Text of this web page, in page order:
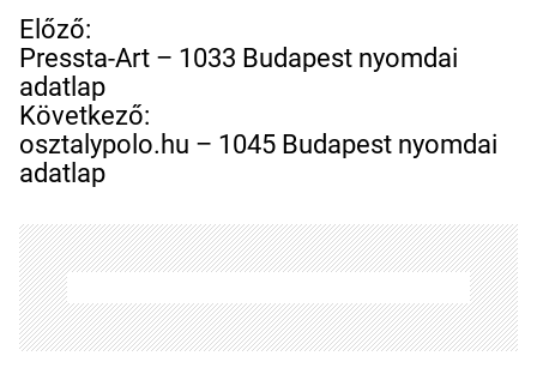
B
e
j
e
g
y
z
é
s
n
a
v
Előző:
Pressta-Art – 1033 Budapest nyomdai
adatlap
Következő:
osztalypolo.hu – 1045 Budapest nyomdai
adatlap